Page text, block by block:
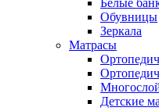
Белые
Обувницы
Зеркала
Матрасы
Детские